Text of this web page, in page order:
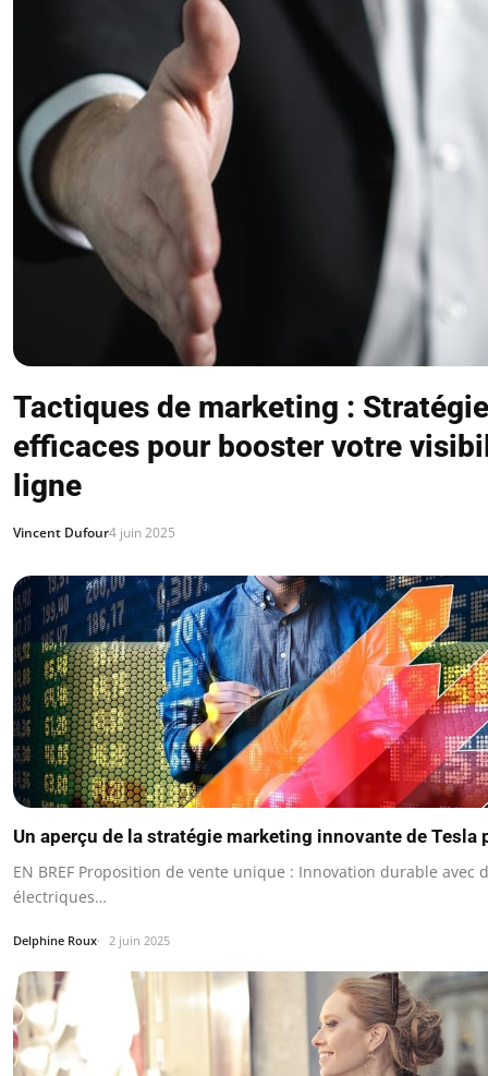
Tactiques de marketing :
efficaces pour booster votre
ligne
Vincent Dufour4 juin 2025
Un aperçu de la stratégie marketing innovante de Tesla
EN BREF Proposition de vente unique : Innovation durable avec
électriques…
Delphine Roux 2 juin 2025